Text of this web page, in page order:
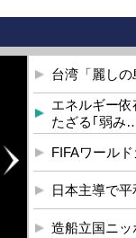
台湾「麗しの
エネルギー
たざる｢弱み
FIFAワール
日本主導で
造船立国ニッ